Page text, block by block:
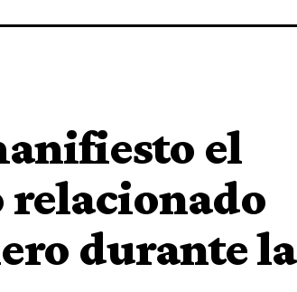
el
durante la